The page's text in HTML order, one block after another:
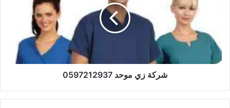
شركة زي موحد 0597212937